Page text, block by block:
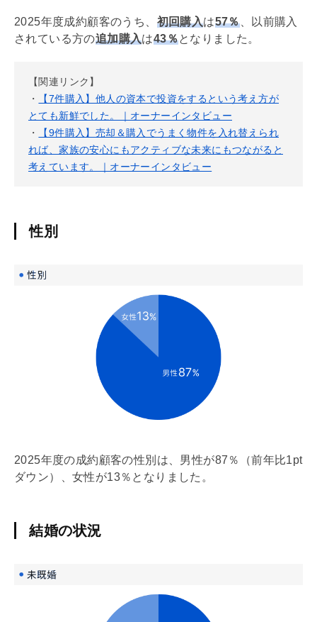
2025年度成約顧客のうち、 初回購入は57％、以前購入
されている方の追加購入は43％となりました。
【関連リンク】
・
【7件購入】他人の資本で投資をするという考え方が
とても新鮮でした。｜オーナーインタビュー
・
【9件購入】売却＆購入でうまく物件を入れ替えられ
れば、家族の安心にもアクティブな未来にもつながると
考えています。｜オーナーインタビュー
性別
2025年度の成約顧客の性別は、男性が87％（前年比1pt
ダウン）、女性が13％となりました。
結婚の状況